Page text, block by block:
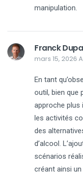
manipulation.
Franck
mars 15, 2026
En tant
outil, bien que
approche plus
les activités
des
d’alcool.
scénarios
créant ainsi